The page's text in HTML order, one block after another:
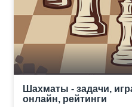
Шахматы - задачи,
онлайн, рейтинги